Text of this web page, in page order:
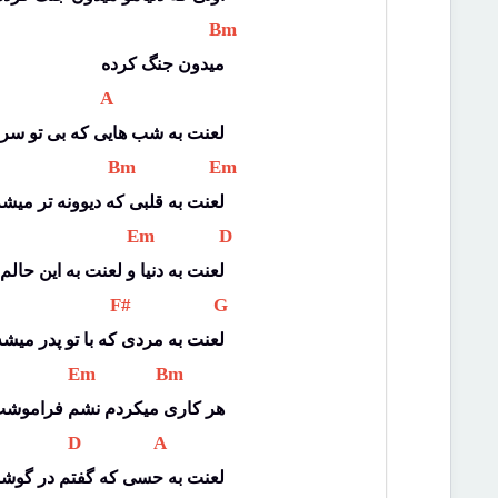
Bm
میدون جنگ کرده
A
لعنت به شب هایی که بی تو
Bm Em
لعنت به قلبی که دیوونه تر
Em D
لعنت به دنیا و لعنت به این حالم
F# G
لعنت به مردی که با تو پدر
Em Bm
هر کاری میکردم نشم
D A
لعنت به حسی که گفتم در